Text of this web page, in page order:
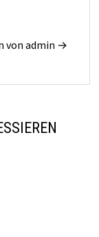
von admin →